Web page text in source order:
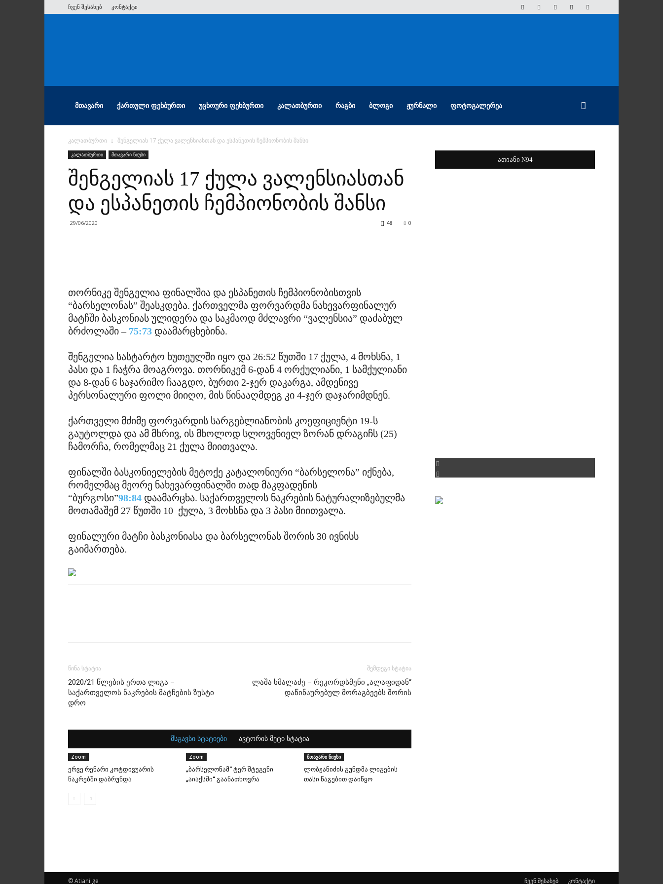
ჩვენ შესახებ კონტაქტი
ᲛᲗᲐᲕᲐᲠᲘ ᲥᲐᲠᲗᲣᲚᲘ ᲤᲔᲮᲑᲣᲠᲗᲘ ᲣᲪᲮᲝᲣᲠᲘ ᲤᲔᲮᲑᲣᲠᲗᲘ ᲙᲐᲚᲐᲗᲑᲣᲠᲗᲘ ᲠᲐᲒᲑᲘ ᲑᲚᲝᲒᲘ ᲟᲣᲠᲜᲐᲚᲘ ᲤᲝᲢᲝᲒᲐᲚᲔᲠᲔᲐ
კალათბურთი შენგელიას 17 ქულა ვალენსიასთან და ესპანეთის ჩემპიონობის შანსი
კალათბურთი მთავარი ნიუსი
შენგელიას 17 ქულა ვალენსიასთან
და ესპანეთის ჩემპიონობის შანსი
29/06/2020 0
48
თორნიკე შენგელია ფინალშია და ესპანეთის ჩემპიონობისთვის
“ბარსელონას” შეასკდება. ქართველმა ფორვარდმა ნახევარფინალურ
მატჩში ბასკონიას ულიდერა და საკმაოდ მძლავრი “ვალენსია” დაძაბულ
ბრძოლაში – 75:73 დაამარცხებინა.
შენგელია სასტარტო ხუთეულში იყო და 26:52 წუთში 17 ქულა, 4 მოხსნა, 1
პასი და 1 ჩაჭრა მოაგროვა. თორნიკემ 6-დან 4 ორქულიანი, 1 სამქულიანი
და 8-დან 6 საჯარიმო ჩააგდო, ბურთი 2-ჯერ დაკარგა, ამდენივე
პერსონალური ფოლი მიიღო, მის წინააღმდეგ კი 4-ჯერ დაჯარიმდნენ.
ქართველი მძიმე ფორვარდის სარგებლიანობის კოეფიციენტი 19-ს
გაუტოლდა და ამ მხრივ, ის მხოლოდ სლოვენიელ ზორან დრაგიჩს (25)
ჩამორჩა, რომელმაც 21 ქულა მიითვალა.
ფინალში ბასკონიელების მეტოქე კატალონიური “ბარსელონა” იქნება,
რომელმაც მეორე ნახევარფინალში თად მაკფადენის
“ბურგოსი”98:84 დაამარცხა. საქართველოს ნაკრების ნატურალიზებულმა
მოთამაშემ 27 წუთში 10 ქულა, 3 მოხსნა და 3 პასი მიითვალა.
ფინალური მატჩი ბასკონიასა და ბარსელონას შორის 30 ივნისს
გაიმართება.
წინა სტატია
2020/21 წლების ერთა ლიგა –
საქართველოს ნაკრების მატჩების ზუსტი
დრო
შემდეგი სტატია
ლაშა ხმალაძე – რეკორდსმენი „ალაფიდან“
დაწინაურებულ მორაგბეებს შორის
მსგავსი სტატიები ავტორის მეტი სტატია
Zoom
ერვე რენარი კოტდივუარის
ნაკრებში დაბრუნდა
Zoom
„ბარსელონამ“ ტერ შტეგენი
„აიაქსში“ გაანათხოვრა
მთავარი ნიუსი
ლობჟანიძის გუნდმა ლიგების
თასი წაგებით დაიწყო
ათიანი N94
ჩვენ შესახებ კონტაქტი
© Atiani.ge